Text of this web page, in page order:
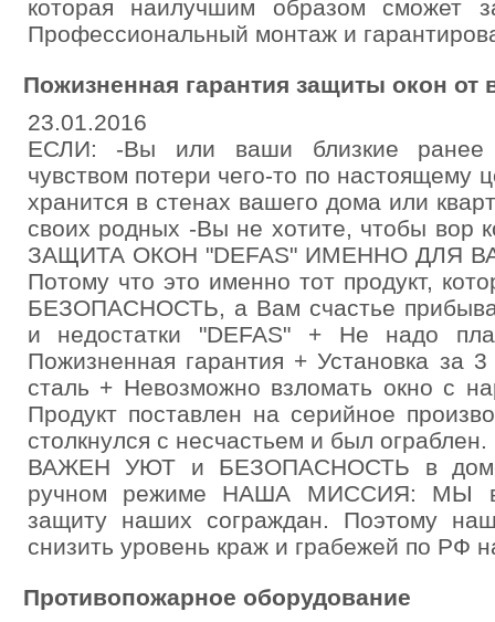
которая наилучшим образом сможет
Профессиональный монтаж и
Пожизненная гарантия защиты окон от
23.01.2016
ЕСЛИ: -Вы или ваши близкие ранее
чувством потери чего-то по настоящему
хранится в стенах вашего дома или
своих родных -Вы не хотите, чтобы вор
ЗАЩИТА ОКОН "DEFAS" ИМЕННО ДЛЯ
Потому что это именно тот продукт,
БЕЗОПАСНОСТЬ, а Вам счастье
и недостатки "DEFAS" + Не надо
Пожизненная гарантия + Установка
сталь + Невозможно взломать окно с
Продукт поставлен на серийное
столкнулся с несчастьем и был
ВАЖЕН УЮТ и БЕЗОПАСНОСТЬ в доме
ручном режиме НАША МИССИЯ: МЫ
защиту наших сограждан. Поэтому
снизить уровень краж и грабежей по РФ
Противопожарное оборудование